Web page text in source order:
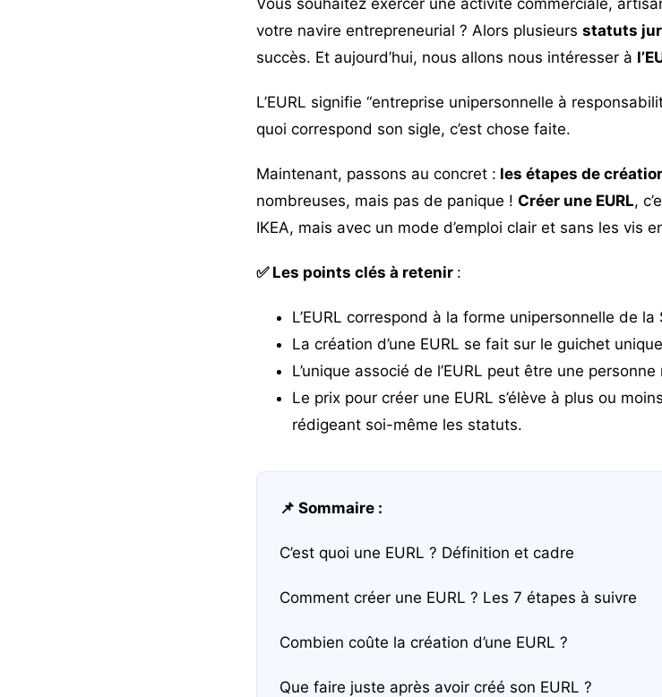
votre navire entrepreneurial ? Alors plusieurs statuts
succès. Et aujourd’hui, nous allons nous intéresser à
L’EURL signifie “entreprise unipersonnelle à
quoi correspond son sigle, c’est chose faite.
Maintenant, passons au concret : les étapes de création
nombreuses, mais pas de panique ! Créer une EURL,
IKEA, mais avec un mode d’emploi clair et sans les vis
✅ Les points clés à retenir :
L’EURL correspond à la forme unipersonnelle de la
La création d’une EURL se fait sur le guichet unique
L’unique associé de l’EURL peut être une
Le prix pour créer une EURL s’élève à plus ou
rédigeant soi-même les statuts.
📌 Sommaire :
C’est quoi une EURL ? Définition et cadre
Comment créer une EURL ? Les 7 étapes à suivre
Combien coûte la création d’une EURL ?
Que faire juste après avoir créé son EURL ?